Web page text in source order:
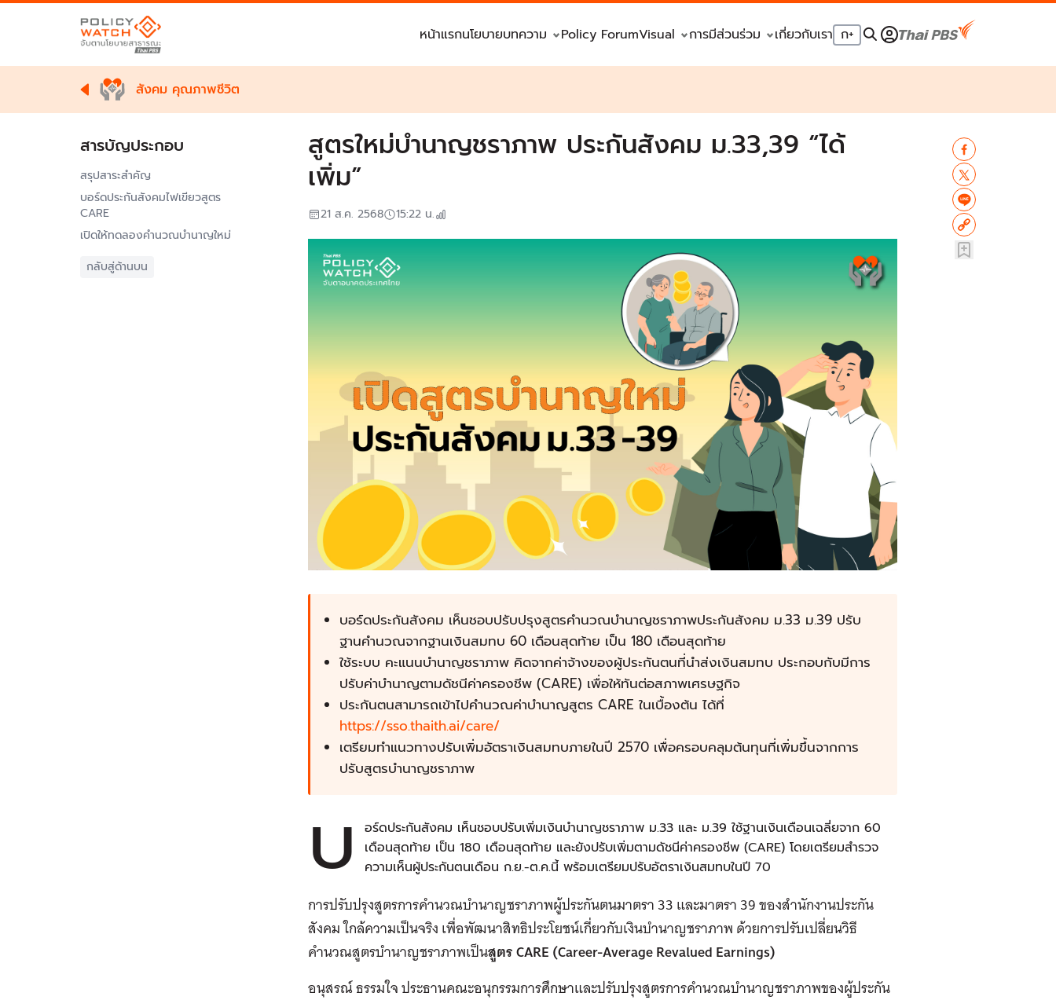
หน้าแรกนโยบายบทความ Policy ForumVisual การมีส่วนร่วม เกี่ยวกับเรา ก+
สังคม คุณภาพชีวิต
สารบัญประกอบ
สรุปสาระสำคัญ
บอร์ดประกันสังคมไฟเขียวสูตร
CARE
เปิดให้ทดลองคำนวณบำนาญใหม่
กลับสู่ด้านบน
สูตรใหม่บำนาญชราภาพ ประกันสังคม ม.33,39 “ได้
เพิ่ม”
21 ส.ค. 2568 15:22 น.
บอร์ดประกันสังคม เห็นชอบปรับปรุงสูตรคำนวณบำนาญชราภาพประกันสังคม ม.33 ม.39 ปรับ
ฐานคำนวณจากฐานเงินสมทบ 60 เดือนสุดท้าย เป็น 180 เดือนสุดท้าย
ใช้ระบบ คะแนนบำนาญชราภาพ คิดจากค่าจ้างของผู้ประกันตนที่นำส่งเงินสมทบ ประกอบกับมีการ
ปรับค่าบำนาญตามดัชนีค่าครองชีพ (CARE) เพื่อให้ทันต่อสภาพเศรษฐกิจ
ประกันตนสามารถเข้าไปคำนวณค่าบำนาญสูตร CARE ในเบื้องต้น ได้ที่
https://sso.thaith.ai/care/
เตรียมทำแนวทางปรับเพิ่มอัตราเงินสมทบภายในปี 2570 เพื่อครอบคลุมต้นทุนที่เพิ่มขึ้นจากการ
ปรับสูตรบำนาญชราภาพ
บ
อร์ดประกันสังคม เห็นชอบปรับเพิ่มเงินบำนาญชราภาพ ม.33 และ ม.39 ใช้ฐานเงินเดือนเฉลี่ยจาก 60
เดือนสุดท้าย เป็น 180 เดือนสุดท้าย และยังปรับเพิ่มตามดัชนีค่าครองชีพ (CARE) โดยเตรียมสำรวจ
ความเห็นผู้ประกันตนเดือน ก.ย.-ต.ค.นี้ พร้อมเตรียมปรับอัตราเงินสมทบในปี 70
การปรับปรุงสูตรการคำนวณบำนาญชราภาพผู้ประกันตนมาตรา 33 และมาตรา 39 ของสำนักงานประกัน
สังคม ใกล้ความเป็นจริง เพื่อพัฒนาสิทธิประโยชน์เกี่ยวกับเงินบำนาญชราภาพ ด้วยการปรับเปลี่ยนวิธี
คำนวณสูตรบำนาญชราภาพเป็นสูตร CARE (Career-Average Revalued Earnings)
อนุสรณ์ ธรรมใจ ประธานคณะอนุกรรมการศึกษาและปรับปรุงสูตรการคำนวณบำนาญชราภาพของผู้ประกัน